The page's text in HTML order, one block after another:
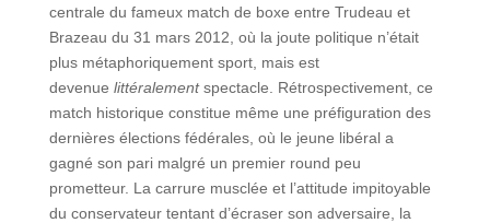
centrale du fameux match de boxe entre Trudeau et
Brazeau du 31 mars 2012, où la joute politique n’était
plus métaphoriquement sport, mais est
devenue littéralementspectacle. Rétrospectivement, ce
match historique constitue même une préfiguration des
dernières élections fédérales, où le jeune libéral a
gagné son pari malgré un premier round peu
prometteur. La carrure musclée et l’attitude impitoyable
du conservateur tentant d’écraser son adversaire, la